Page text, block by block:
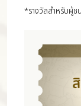
*รางวัลสำหรับผู้ช